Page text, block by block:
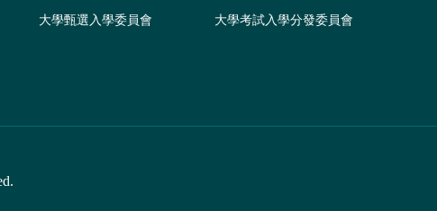
大學甄選入學委員會 大學考試入學分發委員會